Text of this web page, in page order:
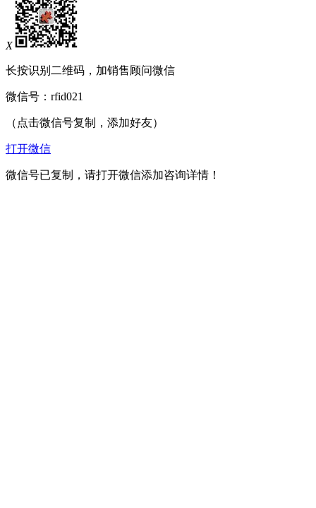
X
长按识别二维码，加销售顾问微信
微信号： rfid021
（点击微信号复制，添加好友）
打开微信
微信号已复制，请打开微信添加咨询详情！